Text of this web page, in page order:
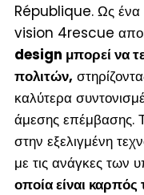
République. Ως ένα
vision 4rescue
design μπορεί να
πολιτών,
καλύτερα
άμεσης επέμβασης.
στην εξελιγμένη
με τις ανάγκες των
οποία είναι καρπός